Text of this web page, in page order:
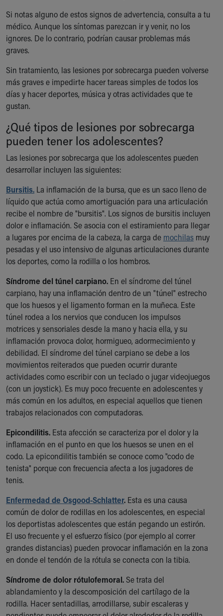
Si notas alguno de estos signos de advertencia, consulta a tu
médico. Aunque los síntomas parezcan ir y venir, no los
ignores. De lo contrario, podrían causar problemas más
graves.
Sin tratamiento, las lesiones por sobrecarga pueden volverse
más graves e impedirte hacer tareas simples de todos los
días y hacer deportes, música y otras actividades que te
gustan.
¿Qué tipos de lesiones por sobrecarga
pueden tener los adolescentes?
Las lesiones por sobrecarga que los adolescentes pueden
desarrollar incluyen las siguientes:
Bursitis. La inflamación de la bursa, que es un saco lleno de
líquido que actúa como amortiguación para una articulación
recibe el nombre de "bursitis". Los signos de bursitis incluyen
dolor e inflamación. Se asocia con el estiramiento para llegar
a lugares por encima de la cabeza, la carga de mochilas muy
pesadas y el uso intensivo de algunas articulaciones durante
los deportes, como la rodilla o los hombros.
Síndrome del túnel carpiano. En el síndrome del túnel
carpiano, hay una inflamación dentro de un "túnel" estrecho
que los huesos y el ligamento forman en la muñeca. Este
túnel rodea a los nervios que conducen los impulsos
motrices y sensoriales desde la mano y hacia ella, y su
inflamación provoca dolor, hormigueo, adormecimiento y
debilidad. El síndrome del túnel carpiano se debe a los
movimientos reiterados que pueden ocurrir durante
actividades como escribir con un teclado o jugar videojuegos
(con un joystick). Es muy poco frecuente en adolescentes y
más común en los adultos, en especial aquellos que tienen
trabajos relacionados con computadoras.
Epicondilitis. Esta afección se caracteriza por el dolor y la
inflamación en el punto en que los huesos se unen en el
codo. La epicondilitis también se conoce como "codo de
tenista" porque con frecuencia afecta a los jugadores de
tenis.
Enfermedad de Osgood-Schlatter. Esta es una causa
común de dolor de rodillas en los adolescentes, en especial
los deportistas adolescentes que están pegando un estirón.
El uso frecuente y el esfuerzo físico (por ejemplo al correr
grandes distancias) pueden provocar inflamación en la zona
en donde el tendón de la rótula se conecta con la tibia.
Síndrome de dolor rótulofemoral. Se trata del
ablandamiento y la descomposición del cartílago de la
rodilla. Hacer sentadillas, arrodillarse, subir escaleras y